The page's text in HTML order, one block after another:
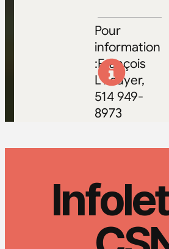
Pour
information
:François
L’Écuyer,
514 949-
8973